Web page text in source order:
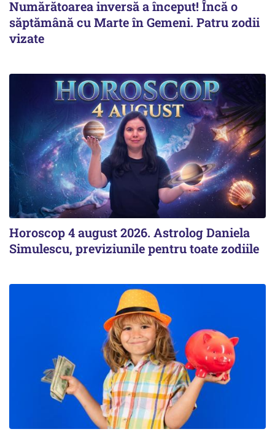
Numărătoarea inversă a început! Încă o
săptămână cu Marte în Gemeni. Patru zodii
vizate
Horoscop 4 august 2026. Astrolog Daniela
Simulescu, previziunile pentru toate zodiile